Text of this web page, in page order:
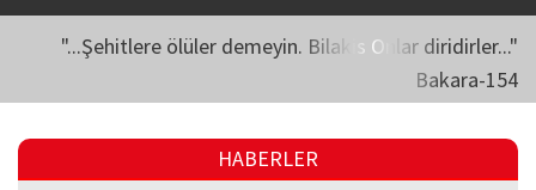
"...Şehitlere ölüler demeyin. Bilakis Onlar diridirler..."
Bakara-154
HABERLER